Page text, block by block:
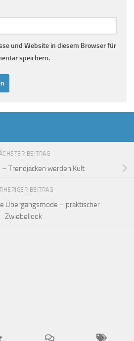
und Website in diesem Browser für
speichern.
BEITRAG
Trendjacken werden Kult
BEITRAG
Übergangsmode – praktischer
Zwiebellook